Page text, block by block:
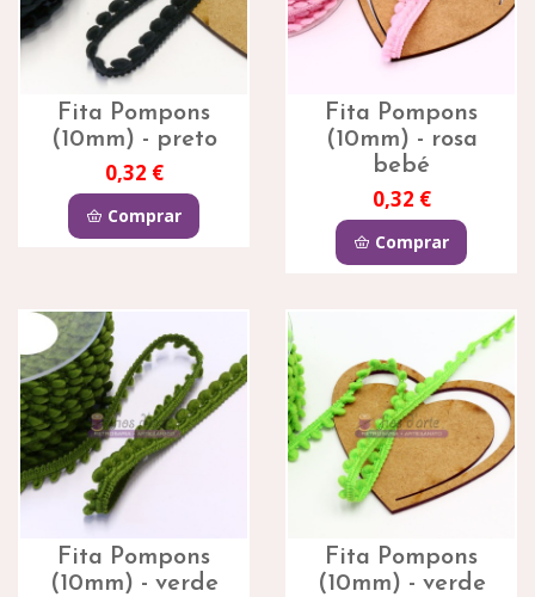
Fita Pompons
(10mm) - preto
0,32 €
Comprar
Fita Pompons
(10mm) - rosa
bebé
0,32 €
Comprar
Fita Pompons
(10mm) - verde
Fita Pompons
(10mm) - verde